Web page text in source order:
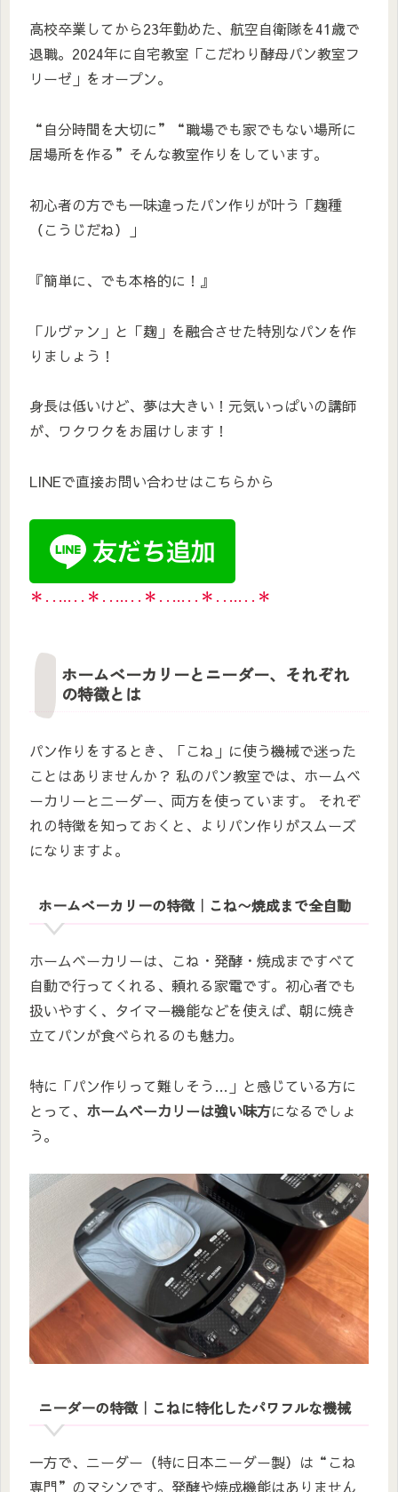
高校卒業してから23年勤めた、航空自衛隊を41歳で
退職。2024年に自宅教室「こだわり酵母パン教室フ
リーゼ」をオープン。
“自分時間を大切に”“職場でも家でもない場所に
居場所を作る”そんな教室作りをしています。
初心者の方でも一味違ったパン作りが叶う「麹種
（こうじだね）」
『簡単に、でも本格的に！』
「ルヴァン」と「麹」を融合させた特別なパンを作
りましょう！
身長は低いけど、夢は大きい！元気いっぱいの講師
が、ワクワクをお届けします！
LINEで直接お問い合わせはこちらから
＊‥…‥＊‥…‥＊‥…‥＊‥…‥＊
ホームベーカリーとニーダー、それぞれ
の特徴とは
パン作りをするとき、「こね」に使う機械で迷った
ことはありませんか？ 私のパン教室では、ホームベ
ーカリーとニーダー、両方を使っています。 それぞ
れの特徴を知っておくと、よりパン作りがスムーズ
になりますよ。
ホームベーカリーの特徴｜こね〜焼成まで全自動
ホームベーカリーは、こね・発酵・焼成まですべて
自動で行ってくれる、頼れる家電です。初心者でも
扱いやすく、タイマー機能などを使えば、朝に焼き
立てパンが食べられるのも魅力。
特に「パン作りって難しそう…」と感じている方に
とって、 ホームベーカリーは強い味方になるでしょ
う。
ニーダーの特徴｜こねに特化したパワフルな機械
一方で、ニーダー（特に日本ニーダー製）は“こね
専門”のマシンです。発酵や焼成機能はありません